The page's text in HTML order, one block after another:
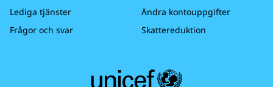
Lediga tjänster
Frågor och svar
Ändra kontouppgifter
Skattereduktion